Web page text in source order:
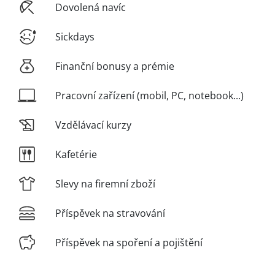
Dovolená navíc
Sickdays
Finanční bonusy a prémie
Pracovní zařízení (mobil, PC, notebook...)
Vzdělávací kurzy
Kafetérie
Slevy na firemní zboží
Příspěvek na stravování
Příspěvek na spoření a pojištění